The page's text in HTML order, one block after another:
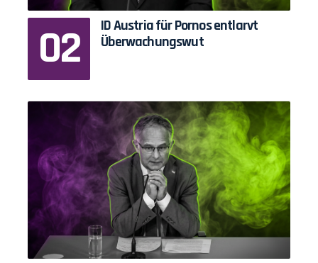
ID Austria für Pornos entlarvt
Überwachungswut